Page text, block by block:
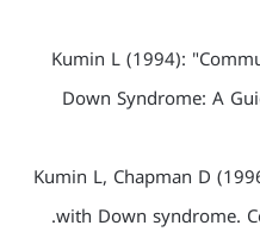
Kumin L (1994):
Down Syndrome: A
Kumin L, Chapman D
with Down syndrome.